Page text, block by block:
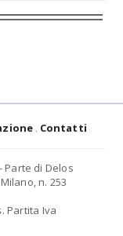
Contatti
Parte di Delos
n. 253
. Partita Iva